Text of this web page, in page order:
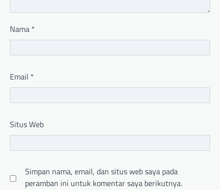
Nama *
Email *
Situs Web
Simpan nama, email, dan situs web saya pada
peramban ini untuk komentar saya berikutnya.